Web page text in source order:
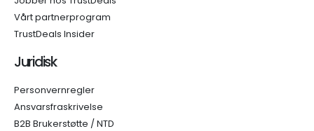
Vårt partnerprogram
TrustDeals Insider
Juridisk
Personvernregler
Ansvarsfraskrivelse
B2B Brukerstøtte / NTD